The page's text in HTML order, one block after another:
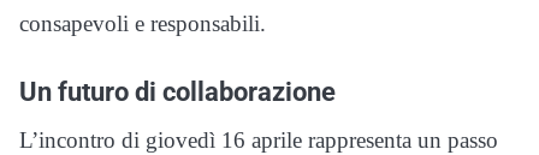
consapevoli e responsabili.
Un futuro di collaborazione
L’incontro di giovedì 16 aprile rappresenta un passo